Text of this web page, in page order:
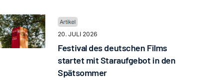
20. JULI 2026
Festival des deutschen Films
startet mit Staraufgebot in den
Spätsommer